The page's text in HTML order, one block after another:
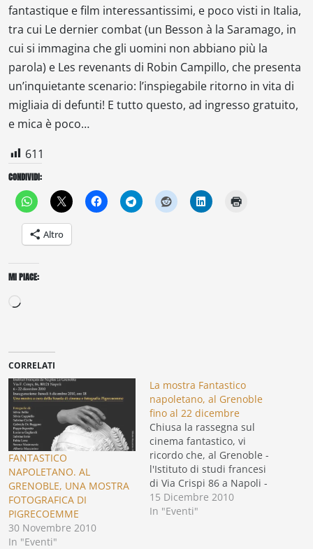
fantastique e film interessantissimi, e poco visti in Italia,
tra cui Le dernier combat(un Besson à la Saramago, in
cui si immagina che gli uomini non abbiano più la
parola) e Les revenants di Robin Campillo, che presenta
un’inquietante scenario: l’inspiegabile ritorno in vita di
migliaia di defunti! E tutto questo, ad ingresso gratuito,
e mica è poco…
611
CONDIVIDI:
Altro
MI PIACE:
Caricamento
CORRELATI
FANTASTICO
NAPOLETANO. AL
GRENOBLE, UNA MOSTRA
FOTOGRAFICA DI
PIGRECOEMME
30 Novembre 2010
In "Eventi"
La mostra Fantastico
napoletano, al Grenoble
fino al 22 dicembre
Chiusa la rassegna sul
cinema fantastico, vi
ricordo che, al Grenoble -
l'Istituto di studi francesi
di Via Crispi 86 a Napoli -
la mostra fotografica
"Fantastico napoletano"
15 Dicembre 2010
In "Eventi"